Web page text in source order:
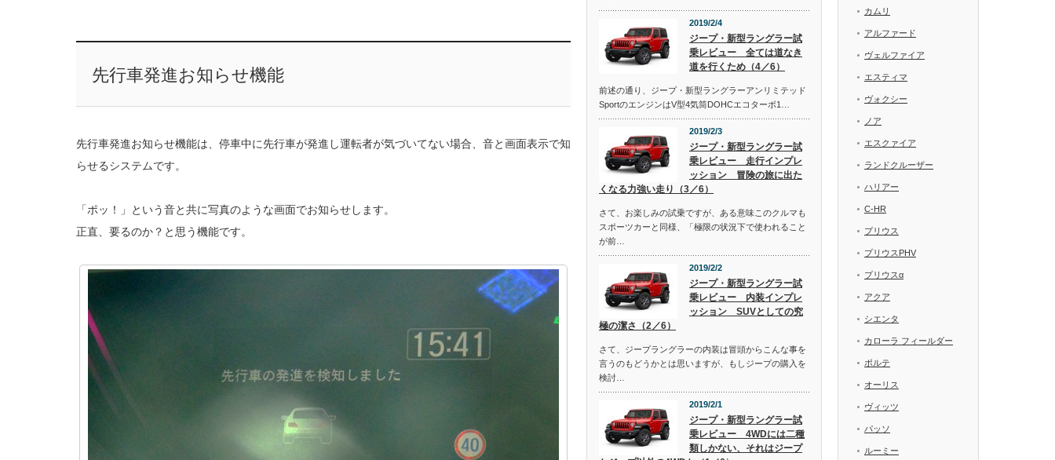
先行車発進お知らせ機能
先行車発進お知らせ機能は、停車中に先行車が発進し運転者が気づいてない場合、音と画面表示で知
らせるシステムです。
「ポッ！」という音と共に写真のような画面でお知らせします。
正直、要るのか？と思う機能です。
2019/2/4
ジープ・新型ラングラー試
乗レビュー 全ては道なき
道を行くため（4／6）
前述の通り、ジープ・新型ラングラーアンリミテッド
SportのエンジンはV型4気筒DOHCエコターボ1…
2019/2/3
ジープ・新型ラングラー試
乗レビュー 走行インプレ
ッション 冒険の旅に出た
くなる力強い走り（3／6）
さて、お楽しみの試乗ですが、ある意味このクルマも
スポーツカーと同様、「極限の状況下で使われること
が前…
2019/2/2
ジープ・新型ラングラー試
乗レビュー 内装インプレ
ッション SUVとしての究
極の潔さ（2／6）
さて、ジープラングラーの内装は冒頭からこんな事を
言うのもどうかとは思いますが、もしジープの購入を
検討…
2019/2/1
ジープ・新型ラングラー試
乗レビュー 4WDには二種
類しかない、それはジープ
カムリ
アルファード
ヴェルファイア
エスティマ
ヴォクシー
ノア
エスクァイア
ランドクルーザー
ハリアー
C-HR
プリウス
プリウスPHV
プリウスα
アクア
シエンタ
カローラ フィールダー
ポルテ
オーリス
ヴィッツ
パッソ
ルーミー